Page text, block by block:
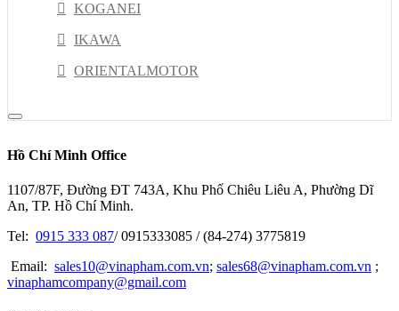
KOGANEI
IKAWA
ORIENTALMOTOR
TRUSCO
NACHI
GOOT
Hồ Chí Minh Office
1107/87F, Đường ĐT 743A, Khu Phố Chiêu Liêu A, Phường Dĩ
An, TP. Hồ Chí Minh.
Tel: 0915 333 087/ 0915333085 / (84-274) 3775819
Email: sales10@vinapham.com.vn; sales68@vinapham.com.vn ;
vinaphamcompany@gmail.com